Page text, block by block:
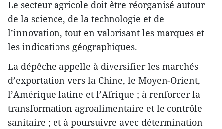
Le secteur agricole doit être réorganisé autour
de la science, de la technologie et de
l’innovation, tout en valorisant les marques et
les indications géographiques.
La dépêche appelle à diversifier les marchés
d’exportation vers la Chine, le Moyen-Orient,
l’Amérique latine et l’Afrique ; à renforcer la
transformation agroalimentaire et le contrôle
sanitaire ; et à poursuivre avec détermination